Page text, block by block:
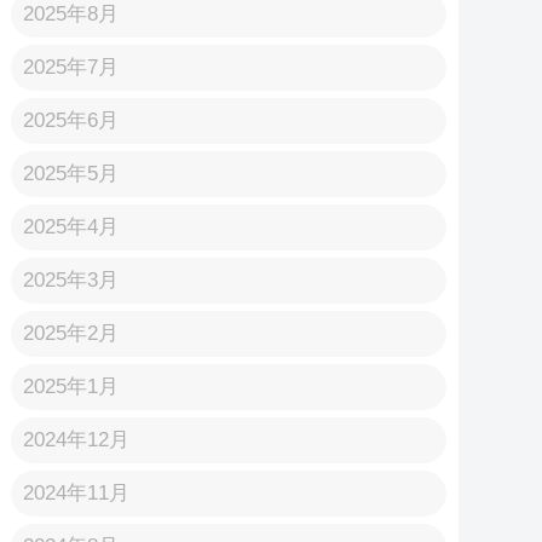
2025年8月
2025年7月
2025年6月
2025年5月
2025年4月
2025年3月
2025年2月
2025年1月
2024年12月
2024年11月